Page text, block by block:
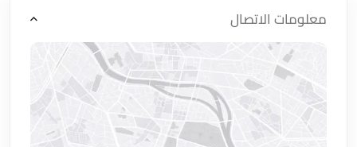
معلومات الاتصال